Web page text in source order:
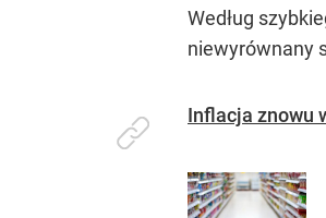
Według
niewyrównany
Inflacja znowu